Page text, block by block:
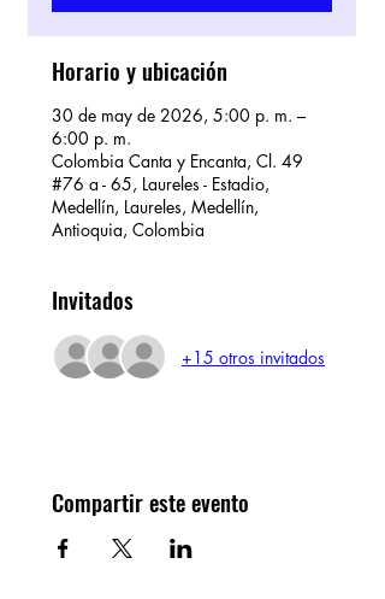
Horario y ubicación
30 de may de 2026, 5:00 p. m. –
6:00 p. m.
Colombia Canta y Encanta, Cl. 49
#76 a - 65, Laureles - Estadio,
Medellín, Laureles, Medellín,
Antioquia, Colombia
Invitados
+15 otros invitados
Compartir este evento